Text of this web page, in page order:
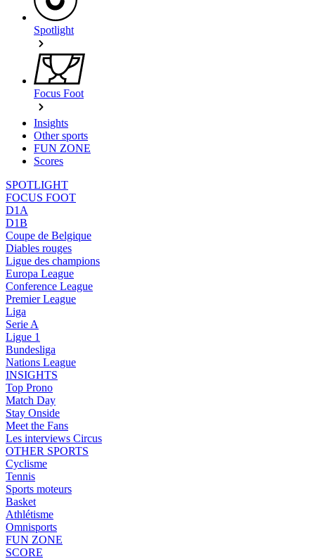
Spotlight
Focus Foot
Insights
Other sports
FUN ZONE
Scores
SPOTLIGHT
FOCUS FOOT
D1A
D1B
Coupe de Belgique
Diables rouges
Ligue des champions
Europa League
Conference League
Premier League
Liga
Serie A
Ligue 1
Bundesliga
Nations League
INSIGHTS
Top Prono
Match Day
Stay Onside
Meet the Fans
Les interviews Circus
OTHER SPORTS
Cyclisme
Tennis
Sports moteurs
Basket
Athlétisme
Omnisports
FUN ZONE
SCORE